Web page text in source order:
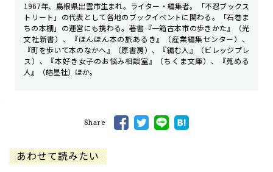
1967年、島根県出雲市生まれ。ライター・編集者。「不忍ブックス
トリート」の代表として各地のブックイベントに関わる。「石巻ま
ちの本棚」の運営にも携わる。著書『一箱古本市の歩きかた』（光
文社新書）、『ほんほん本の旅あるき』（産業編集センター）、
『町を歩いて本のなかへ』（原書房）、『編む人』（ビレッジプレ
ス）、『本好き女子のお悩み相談室』（ちくま文庫）、『蒐める
人』（皓星社）ほか。
Share
あわせて読みたい